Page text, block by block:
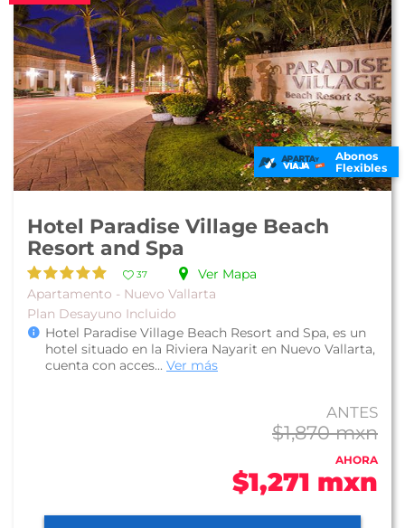
Abonos
Flexibles
Hotel Paradise Village Beach
Resort and Spa
37
Ver Mapa
Apartamento - Nuevo Vallarta
Plan Desayuno Incluido
Hotel Paradise Village Beach Resort and Spa, es un
hotel situado en la Riviera Nayarit en Nuevo Vallarta,
cuenta con acces... Ver más
ANTES
$1,870 mxn
AHORA
$1,271 mxn